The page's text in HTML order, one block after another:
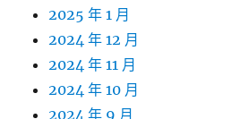
2025 年 1 月
2024 年 12 月
2024 年 11 月
2024 年 10 月
2024 年 9 月